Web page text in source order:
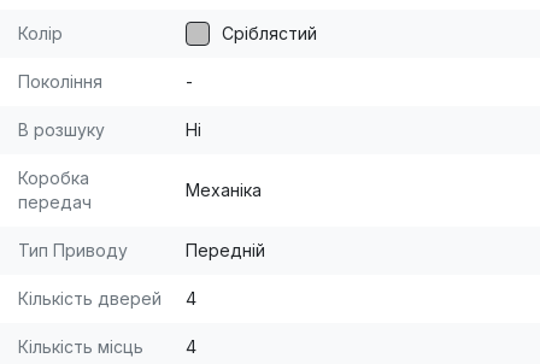
Колір Сріблястий
Покоління -
В розшуку Ні
Коробка
передач
Механіка
Тип Приводу Передній
Кількість дверей 4
Кількість місць 4